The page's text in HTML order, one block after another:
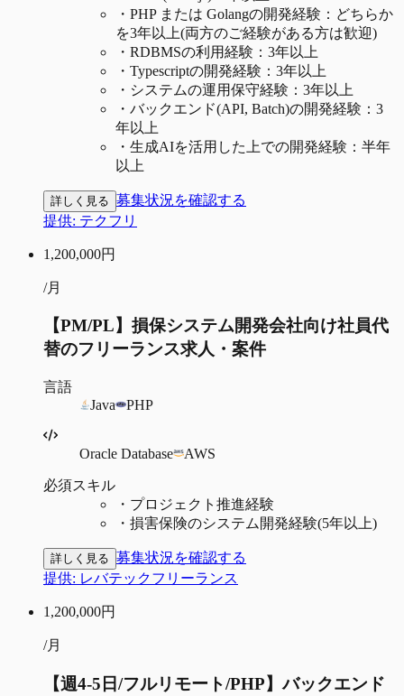
・ PHP または Golangの開発経験：どちらか
を3年以上(両方のご経験がある方は歓迎)
・ RDBMSの利用経験：3年以上
・ Typescriptの開発経験：3年以上
・ システムの運用保守経験：3年以上
・ バックエンド(API, Batch)の開発経験：3
年以上
・ 生成AIを活用した上での開発経験：半年
以上
詳しく見る 募集状況を確認する
提供: テクフリ
1,200,000円
/月
【PM/PL】損保システム開発会社向け社員代
替のフリーランス求人・案件
言語
Java
PHP
Oracle Database AWS
必須スキル
・ プロジェクト推進経験
・ 損害保険のシステム開発経験(5年以上)
詳しく見る 募集状況を確認する
提供: レバテックフリーランス
1,200,000円
/月
【週4-5日/フルリモート/PHP】バックエンド